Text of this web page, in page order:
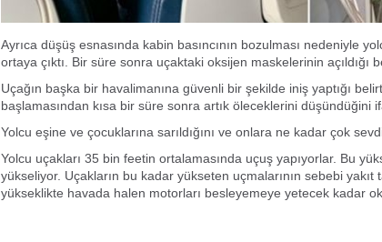
Ayrıca düşüş esnasında kabin basıncının bozulması nedeniyle
ortaya çıktı. Bir süre sonra uçaktaki oksijen maskelerinin açıldığı
Uçağın başka bir havalimanına güvenli bir şekilde iniş yaptığı
başlamasından kısa bir süre sonra artık öleceklerini düşündüğini
Yolcu eşine ve çocuklarına sarıldığını ve onlara ne kadar çok
Yolcu uçakları 35 bin feetin ortalamasında uçuş yapıyorlar. Bu
yükseliyor. Uçakların bu kadar yükseten uçmalarının sebebi
yükseklikte havada halen motorları besleyemeye yetecek kadar